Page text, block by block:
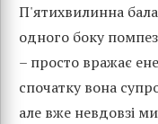
П'ятихвилинна
одного боку
– просто вражає
спочатку вона
але вже невдовзі